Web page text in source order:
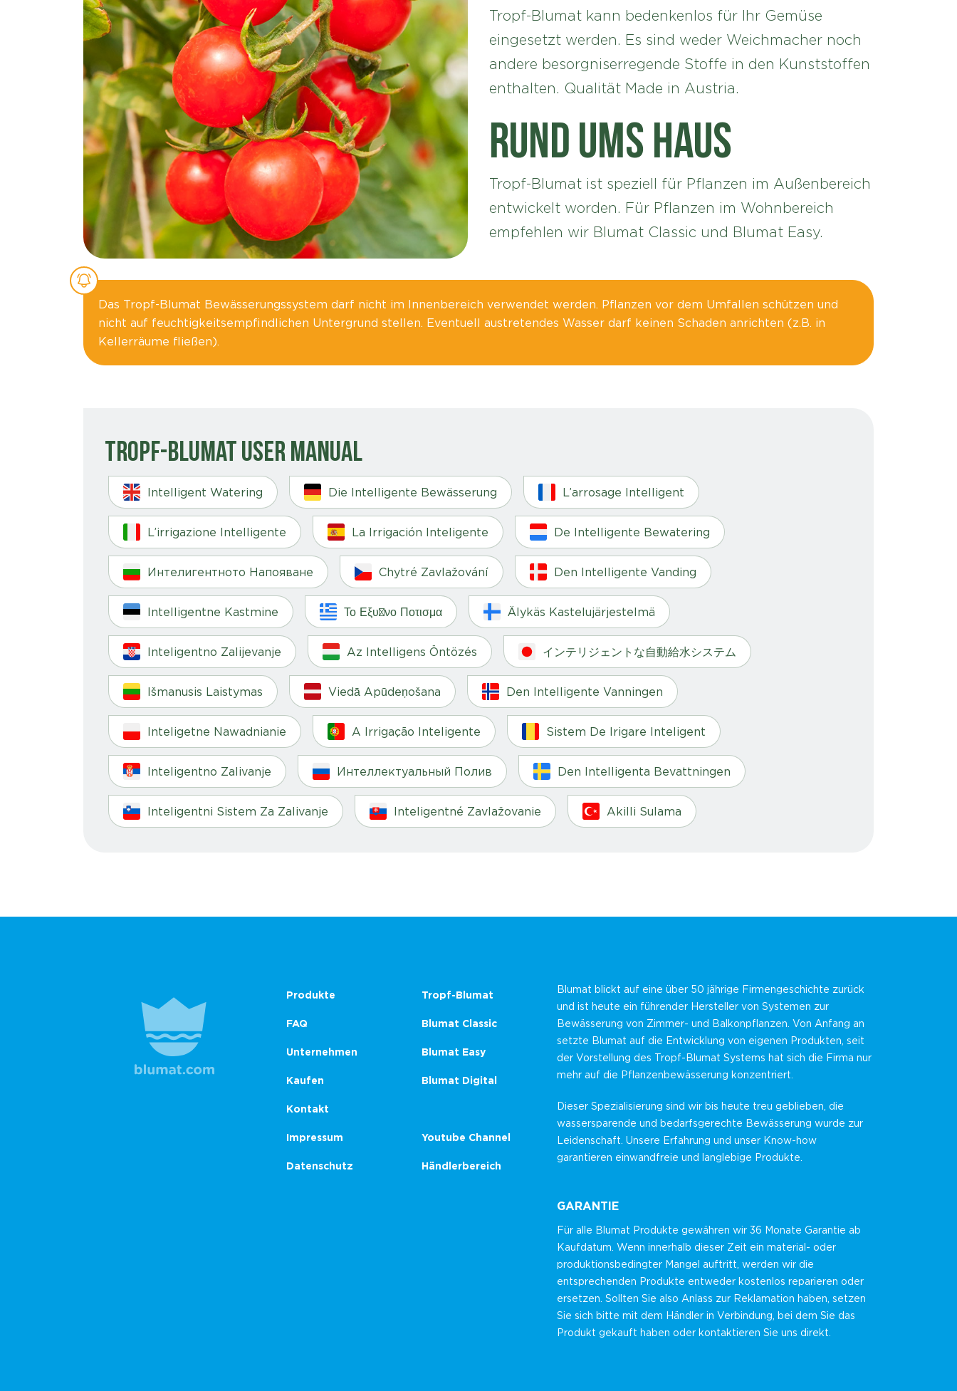
Tropf-Blumat kann bedenkenlos für Ihr Gemüse
eingesetzt werden. Es sind weder Weichmacher noch
andere besorgniserregende Stoffe in den Kunststoffen
enthalten. Qualität Made in Austria.
Rund ums Haus
Tropf-Blumat ist speziell für Pflanzen im Außenbereich
entwickelt worden. Für Pflanzen im Wohnbereich
empfehlen wir Blumat Classic und Blumat Easy.
Das Tropf-Blumat Bewässerungssystem darf nicht im Innenbereich verwendet werden. Pflanzen vor dem Umfallen schützen und
nicht auf feuchtigkeitsempfindlichen Untergrund stellen. Eventuell austretendes Wasser darf keinen Schaden anrichten (z.B. in
Kellerräume fließen).
Tropf-Blumat User Manual
Intelligent Watering Die Intelligente Bewässerung L’arrosage Intelligent
L’irrigazione Intelligente La Irrigación Inteligente De Intelligente Bewatering
Интелигентното Напояване Chytré Zavlažování Den Intelligente Vanding
Intelligentne Kastmine Το Εξυπνο Ποτισμα Älykäs Kastelujärjestelmä
Inteligentno Zalijevanje Az Intelligens Öntözés インテリジェントな自動給水システム
Išmanusis Laistymas Viedā Apūdeņošana Den Intelligente Vanningen
Inteligetne Nawadnianie A Irrigação Inteligente Sistem De Irigare Inteligent
Inteligentno Zalivanje Интеллектуальный Полив Den Intelligenta Bevattningen
Inteligentni Sistem Za Zalivanje Inteligentné Zavlažovanie Akilli Sulama
Produkte
FAQ
Unternehmen
Kaufen
Kontakt
Impressum
Datenschutz
Tropf-Blumat
Blumat Classic
Blumat Easy
Blumat Digital
Youtube Channel
Händlerbereich
Blumat blickt auf eine über 50 jährige Firmengeschichte zurück
und ist heute ein führender Hersteller von Systemen zur
Bewässerung von Zimmer- und Balkonpflanzen. Von Anfang an
setzte Blumat auf die Entwicklung von eigenen Produkten, seit
der Vorstellung des Tropf-Blumat Systems hat sich die Firma nur
mehr auf die Pflanzenbewässerung konzentriert.
Dieser Spezialisierung sind wir bis heute treu geblieben, die
wassersparende und bedarfsgerechte Bewässerung wurde zur
Leidenschaft. Unsere Erfahrung und unser Know-how
garantieren einwandfreie und langlebige Produkte.
GARANTIE
Für alle Blumat Produkte gewähren wir 36 Monate Garantie ab
Kaufdatum. Wenn innerhalb dieser Zeit ein material- oder
produktionsbedingter Mangel auftritt, werden wir die
entsprechenden Produkte entweder kostenlos reparieren oder
ersetzen. Sollten Sie also Anlass zur Reklamation haben, setzen
Sie sich bitte mit dem Händler in Verbindung, bei dem Sie das
Produkt gekauft haben oder kontaktieren Sie uns direkt.